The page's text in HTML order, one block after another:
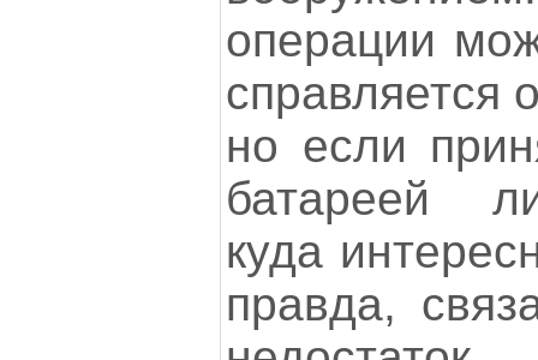
операции
справляется
но если
батареей
куда
правда,